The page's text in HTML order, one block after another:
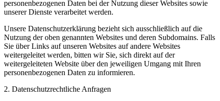
personenbezogenen Daten bei der Nutzung dieser Websites sowie
unserer Dienste verarbeitet werden.
Unsere Datenschutzerklärung bezieht sich ausschließlich auf die
Nutzung der oben genannten Websites und deren Subdomains. Falls
Sie über Links auf unseren Websites auf andere Websites
weitergeleitet werden, bitten wir Sie, sich direkt auf der
weitergeleiteten Website über den jeweiligen Umgang mit Ihren
personenbezogenen Daten zu informieren.
2. Datenschutzrechtliche Anfragen